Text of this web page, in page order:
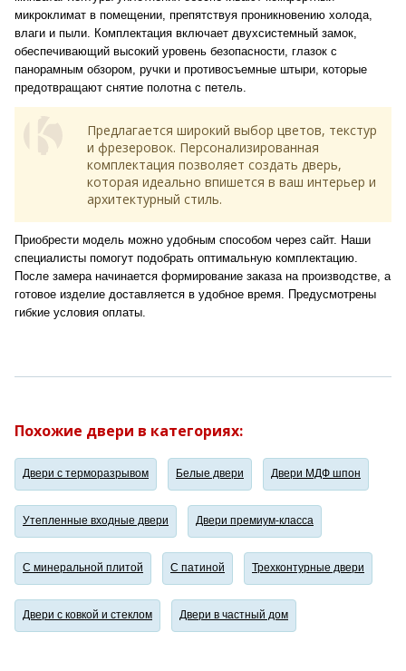
микроклимат в помещении, препятствуя проникновению холода,
влаги и пыли. Комплектация включает двухсистемный замок,
обеспечивающий высокий уровень безопасности, глазок с
панорамным обзором, ручки и противосъемные штыри, которые
предотвращают снятие полотна с петель.
Предлагается широкий выбор цветов, текстур
и фрезеровок. Персонализированная
комплектация позволяет создать дверь,
которая идеально впишется в ваш интерьер и
архитектурный стиль.
Приобрести модель можно удобным способом через сайт. Наши
специалисты помогут подобрать оптимальную комплектацию.
После замера начинается формирование заказа на производстве, а
готовое изделие доставляется в удобное время. Предусмотрены
гибкие условия оплаты.
Похожие двери в категориях:
Двери с терморазрывом Белые двери Двери МДФ шпон
Утепленные входные двери Двери премиум-класса
С минеральной плитой С патиной Трехконтурные двери
Двери с ковкой и стеклом Двери в частный дом